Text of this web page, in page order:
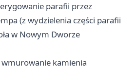
parafii przez
(z wydzielenia części parafii
w Nowym Dworze
wmurowanie kamienia